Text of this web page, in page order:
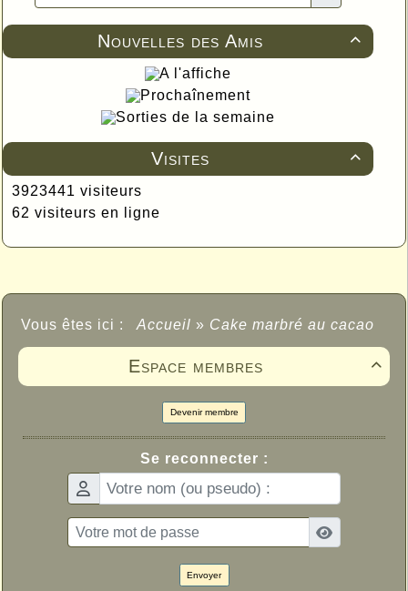

Nouvelles des Amis
A l'affiche
Prochaînement
Sorties de la semaine

Visites
3923441 visiteurs
62 visiteurs en ligne
Vous êtes ici : Accueil » Cake marbré au cacao

Espace membres
Devenir membre
Se reconnecter :
Envoyer